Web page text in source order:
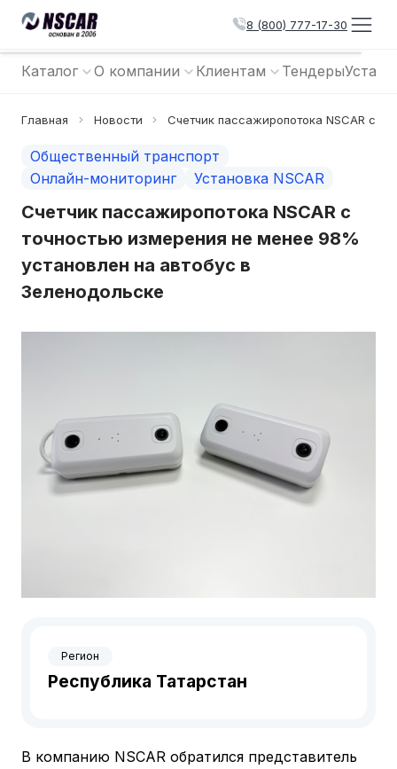
8 (800) 777-17-30
Каталог О компании Клиентам Тендеры
Главная Новости Счетчик пассажиропотока NSCAR с
Общественный транспорт
Онлайн-мониторинг
Установка NSCAR
Счетчик пассажиропотока NSCAR с
точностью измерения не менее 98%
установлен на автобус в
Зеленодольске
Регион
Республика Татарстан
В компанию NSCAR обратился представитель